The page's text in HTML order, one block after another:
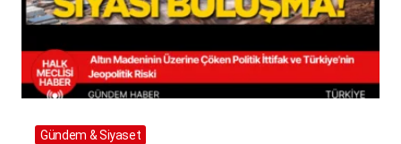
Gündem & Siyaset